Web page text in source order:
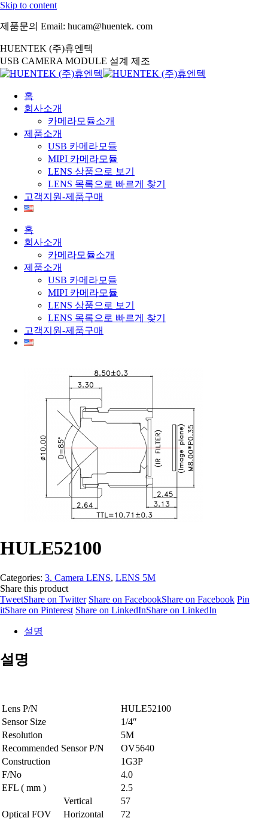
Skip to content
제품문의 Email: hucam@huentek. com
HUENTEK (주)휴엔텍
USB CAMERA MODULE 설계 제조
홈
회사소개
카메라모듈소개
제품소개
USB 카메라모듈
MIPI 카메라모듈
LENS 상품으로 보기
LENS 목록으로 빠르게 찾기
고객지원-제품구매
홈
회사소개
카메라모듈소개
제품소개
USB 카메라모듈
MIPI 카메라모듈
LENS 상품으로 보기
LENS 목록으로 빠르게 찾기
고객지원-제품구매
HULE52100
Categories: 3. Camera LENS, LENS 5M
Share this product
TweetShare on Twitter Share on FacebookShare on Facebook Pin
itShare on Pinterest Share on LinkedInShare on LinkedIn
설명
설명
Lens P/N
HULE52100
Sensor Size
1/4″
Resolution
5M
Recommended Sensor P/N
OV5640
Construction
1G3P
F/No
4.0
EFL ( mm )
2.5
Optical FOV
Vertical
57
Horizontal
72